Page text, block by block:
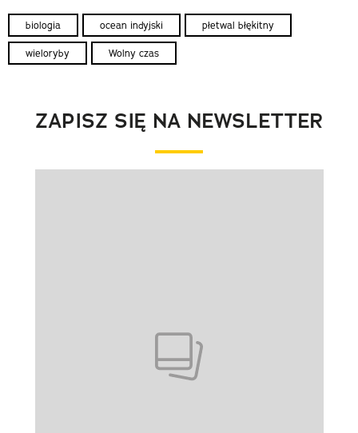
biologia ocean indyjski płetwal błękitny
wieloryby Wolny czas
ZAPISZ SIĘ NA NEWSLETTER